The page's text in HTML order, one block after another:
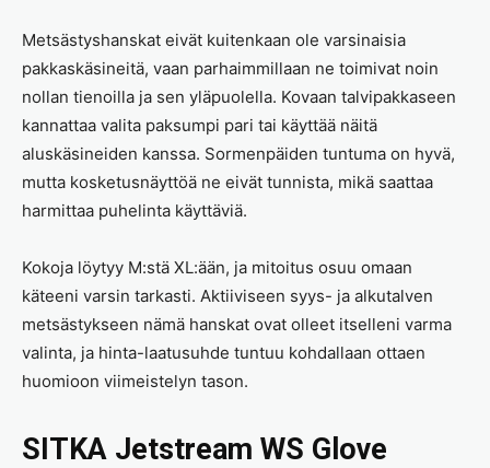
Metsästyshanskat eivät kuitenkaan ole varsinaisia
pakkaskäsineitä, vaan parhaimmillaan ne toimivat noin
nollan tienoilla ja sen yläpuolella. Kovaan talvipakkaseen
kannattaa valita paksumpi pari tai käyttää näitä
aluskäsineiden kanssa. Sormenpäiden tuntuma on hyvä,
mutta kosketusnäyttöä ne eivät tunnista, mikä saattaa
harmittaa puhelinta käyttäviä.
Kokoja löytyy M:stä XL:ään, ja mitoitus osuu omaan
käteeni varsin tarkasti. Aktiiviseen syys- ja alkutalven
metsästykseen nämä hanskat ovat olleet itselleni varma
valinta, ja hinta-laatusuhde tuntuu kohdallaan ottaen
huomioon viimeistelyn tason.
SITKA Jetstream WS Glove